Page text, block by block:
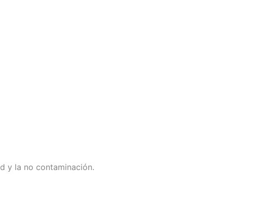
y la no contaminación.